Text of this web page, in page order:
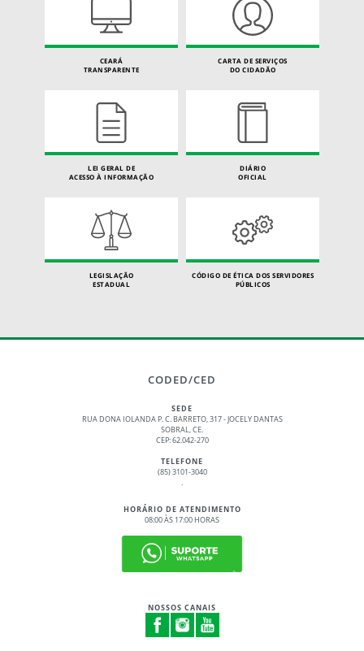
CEARÁ
TRANSPARENTE
CARTA DE SERVIÇOS
DO CIDADÃO
LEI GERAL DE
ACESSO À INFORMAÇÃO
DIÁRIO
OFICIAL
LEGISLAÇÃO
ESTADUAL
CÓDIGO DE ÉTICA DOS SERVIDORES
PÚBLICOS
CODED/CED
SEDE
RUA DONA IOLANDA P. C. BARRETO, 317 - JOCELY DANTAS
SOBRAL, CE.
CEP: 62.042-270
TELEFONE
(85) 3101-3040
.
HORÁRIO DE ATENDIMENTO
08:00 ÀS 17:00 HORAS
NOSSOS CANAIS